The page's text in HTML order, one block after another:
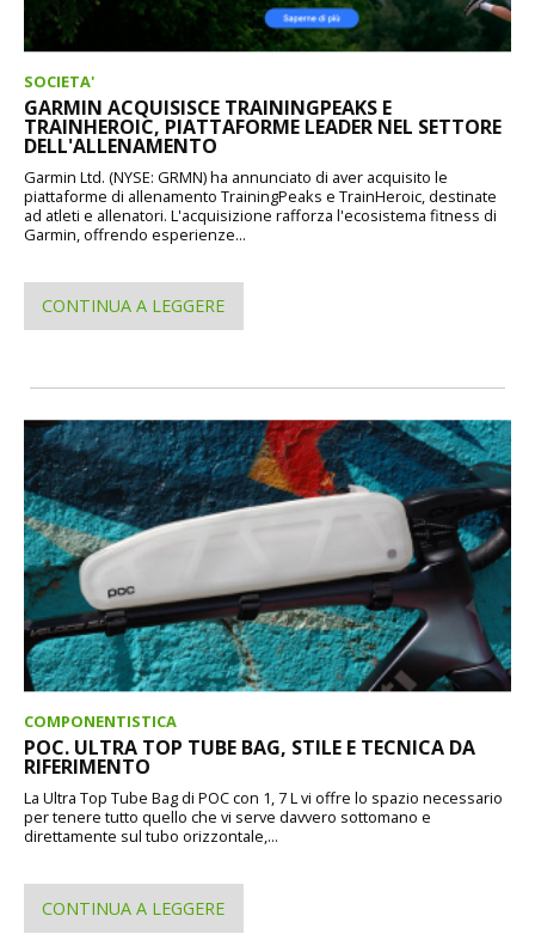
SOCIETA'
GARMIN ACQUISISCE TRAININGPEAKS E
TRAINHEROIC, PIATTAFORME LEADER NEL SETTORE
DELL'ALLENAMENTO
Garmin Ltd. (NYSE: GRMN) ha annunciato di aver acquisito le
piattaforme di allenamento TrainingPeaks e TrainHeroic, destinate
ad atleti e allenatori. L'acquisizione rafforza l'ecosistema fitness di
Garmin, offrendo esperienze...
CONTINUA A LEGGERE
COMPONENTISTICA
POC. ULTRA TOP TUBE BAG, STILE E TECNICA DA
RIFERIMENTO
La Ultra Top Tube Bag di POC con 1, 7 L vi offre lo spazio necessario
per tenere tutto quello che vi serve davvero sottomano e
direttamente sul tubo orizzontale,...
CONTINUA A LEGGERE